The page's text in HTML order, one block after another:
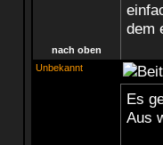
dem
nach oben
Unbekannt
Es
Aus